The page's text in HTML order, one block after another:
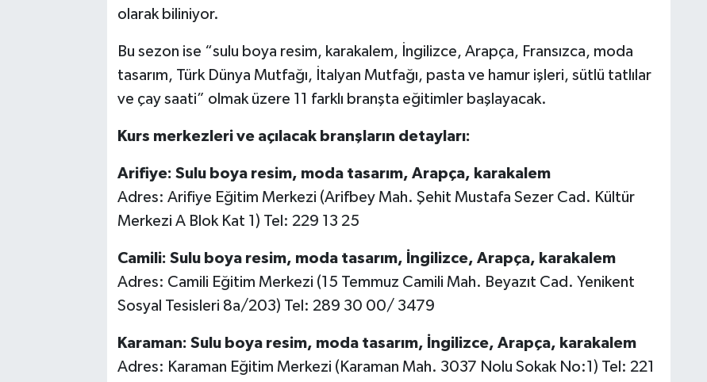
olarak biliniyor.
Bu sezon ise “sulu boya resim, karakalem, İngilizce, Arapça, Fransızca, moda
tasarım, Türk Dünya Mutfağı, İtalyan Mutfağı, pasta ve hamur işleri, sütlü tatlılar
ve çay saati” olmak üzere 11 farklı branşta eğitimler başlayacak.
Kurs merkezleri ve açılacak branşların detayları:
Arifiye: Sulu boya resim, moda tasarım, Arapça, karakalem
Adres: Arifiye Eğitim Merkezi (Arifbey Mah. Şehit Mustafa Sezer Cad. Kültür
Merkezi A Blok Kat 1) Tel: 229 13 25
Camili: Sulu boya resim, moda tasarım, İngilizce, Arapça, karakalem
Adres: Camili Eğitim Merkezi (15 Temmuz Camili Mah. Beyazıt Cad. Yenikent
Sosyal Tesisleri 8a/203) Tel: 289 30 00/ 3479
Karaman: Sulu boya resim, moda tasarım, İngilizce, Arapça, karakalem
Adres: Karaman Eğitim Merkezi (Karaman Mah. 3037 Nolu Sokak No:1) Tel: 221